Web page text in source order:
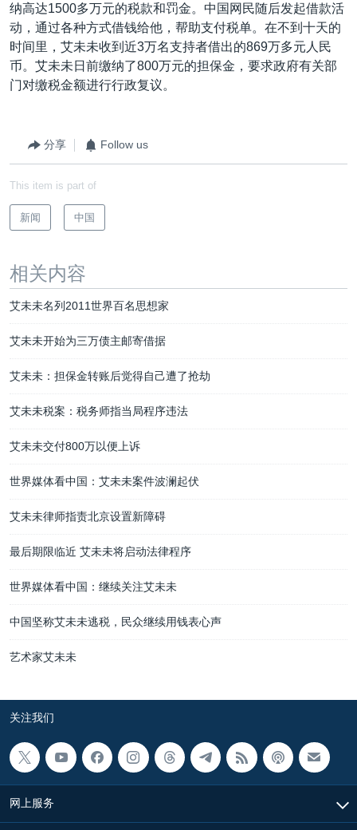
纳高达1500多万元的税款和罚金。中国网民随后发起借款活
动，通过各种方式借钱给他，帮助支付税单。在不到十天的
时间里，艾未未收到近3万名支持者借出的869万多元人民
币。艾未未日前缴纳了800万元的担保金，要求政府有关部
门对缴税金额进行行政复议。
分享 Follow us
This item is part of
新闻 中国
相关内容
艾未未名列2011世界百名思想家
艾未未开始为三万债主邮寄借据
艾未未：担保金转账后觉得自己遭了抢劫
艾未未税案：税务师指当局程序违法
艾未未交付800万以便上诉
世界媒体看中国：艾未未案件波澜起伏
艾未未律师指责北京设置新障碍
最后期限临近 艾未未将启动法律程序
世界媒体看中国：继续关注艾未未
中国坚称艾未未逃税，民众继续用钱表心声
艺术家艾未未
关注我们
网上服务